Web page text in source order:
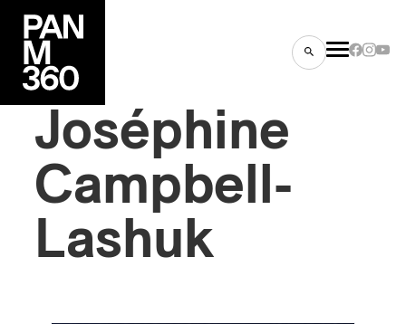
Joséphine
Campbell-
Lashuk